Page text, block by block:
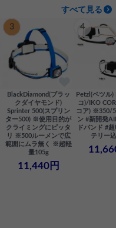
すべて見る
3
BlackDiamond(ブラッ
クダイヤモンド)
Sprinter 500(スプリン
ター500) ※使用目的が
クライミングにピッタ
リ ※500ルーメンで広
範囲にムラ無く ※超軽
量105g
11,440円
4
Petzl(ペツル)
コ)/IKO
コア) ※350/
ン #新開発
ドバンド #
テリー